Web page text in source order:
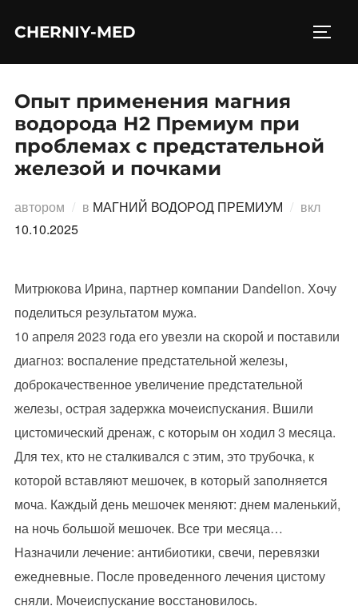
CHERNIY-MED
Опыт применения магния
водорода Н2 Премиум при
проблемах с предстательной
железой и почками
автором в МАГНИЙ ВОДОРОД ПРЕМИУМ вкл
10.10.2025
Митрюкова Ирина, партнер компании Dandelion. Хочу
поделиться результатом мужа.
10 апреля 2023 года его увезли на скорой и поставили
диагноз: воспаление предстательной железы,
доброкачественное увеличение предстательной
железы, острая задержка мочеиспускания. Вшили
цистомический дренаж, с которым он ходил 3 месяца.
Для тех, кто не сталкивался с этим, это трубочка, к
которой вставляют мешочек, в который заполняется
моча. Каждый день мешочек меняют: днем маленький,
на ночь большой мешочек. Все три месяца…
Назначили лечение: антибиотики, свечи, перевязки
ежедневные. После проведенного лечения цистому
сняли. Мочеиспускание восстановилось.